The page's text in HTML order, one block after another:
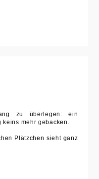
zu überlegen: ein
keins mehr gebacken.
Plätzchen sieht ganz